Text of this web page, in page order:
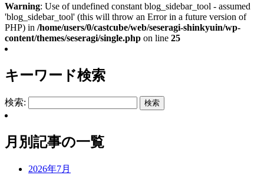
有
Warning: Use of undefined constant blog_sidebar_tool - assumed
'blog_sidebar_tool' (this will throw an Error in a future version of
PHP) in /home/users/0/castcube/web/seseragi-shinkyuin/wp-
content/themes/seseragi/single.php on line 25
キーワード検索
検索:
月別記事の一覧
2026年7月